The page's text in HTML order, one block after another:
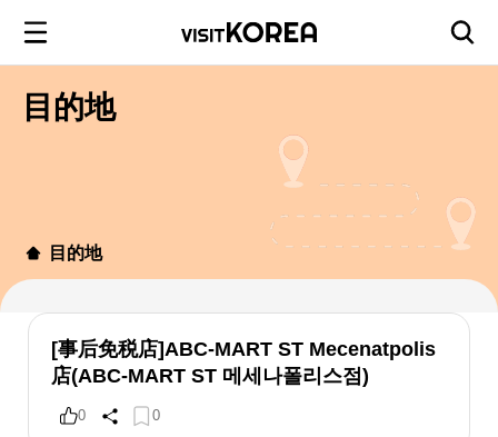
目的地
目的地
[事后免税店]ABC-MART ST Mecenatpolis
店(ABC-MART ST 메세나폴리스점)
0 0